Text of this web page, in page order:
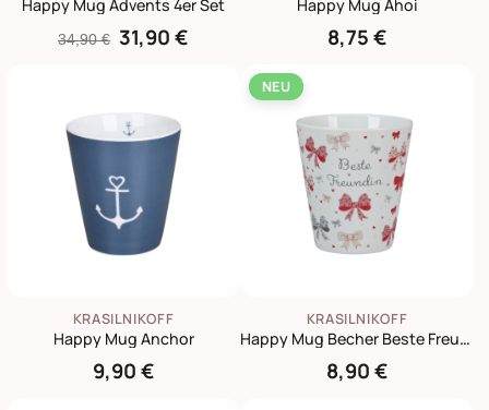
Happy Mug Advents 4er Set
34,90 € 31,90 €
Happy Mug Ahoi
8,75 €
KRASILNIKOFF
Happy Mug Anchor
9,90 €
NEU
KRASILNIKOFF
Happy Mug Becher Beste Freundin
8,90 €